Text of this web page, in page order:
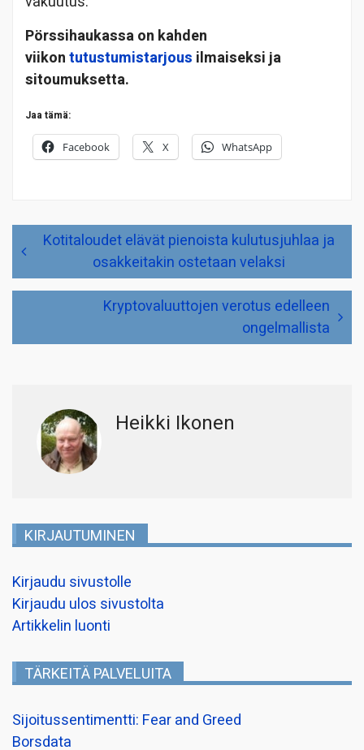
Pörssihaukassa on kahden
viikontutustumistarjous ilmaiseksi ja
sitoumuksetta.
Jaa tämä:
Facebook X WhatsApp
Artikkelien
selausKotitaloudet elävät pienoista kulutusjuhlaa ja
osakkeitakin ostetaan velaksi
Kryptovaluuttojen verotus edelleen
ongelmallista
Heikki Ikonen
KIRJAUTUMINEN
Kirjaudu sivustolle
Kirjaudu ulos sivustolta
Artikkelin luonti
TÄRKEITÄ PALVELUITA
Sijoitussentimentti: Fear and Greed
Borsdata